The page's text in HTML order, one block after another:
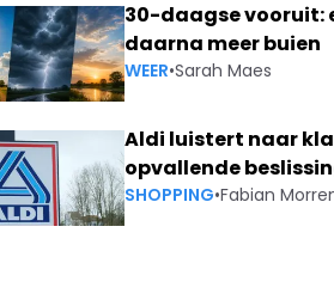
30-daagse vooruit:
daarna meer buien
WEER•Sarah Maes
Aldi luistert naar
opvallende
SHOPPING•Fabian